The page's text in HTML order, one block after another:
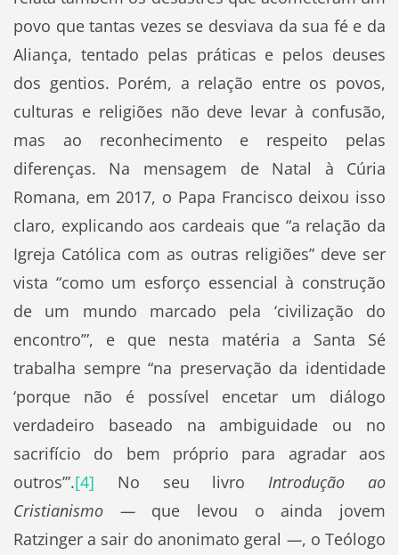
povo que tantas vezes se desviava da sua fé e da
Aliança, tentado pelas práticas e pelos deuses
dos gentios. Porém, a relação entre os povos,
culturas e religiões não deve levar à confusão,
mas ao reconhecimento e respeito pelas
diferenças. Na mensagem de Natal à Cúria
Romana, em 2017, o Papa Francisco deixou isso
claro, explicando aos cardeais que “a relação da
Igreja Católica com as outras religiões” deve ser
vista “como um esforço essencial à construção
de um mundo marcado pela ‘civilização do
encontro’”, e que nesta matéria a Santa Sé
trabalha sempre “na preservação da identidade
‘porque não é possível encetar um diálogo
verdadeiro baseado na ambiguidade ou no
sacrifício do bem próprio para agradar aos
outros’”.[4] No seu livro Introdução ao
Cristianismo —que levou o ainda jovem
Ratzinger a sair do anonimato geral —, o Teólogo